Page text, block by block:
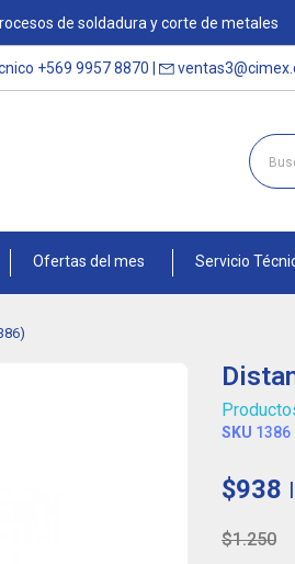
de soldadura y corte de metales
+569 9957 8870
Ofertas del mes Servicio
SKU 1386
$938
$1.250